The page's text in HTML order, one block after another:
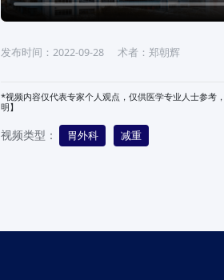
发布时间：2022-09-28 术者：郑朝辉
*视频内容仅代表专家个人观点，仅供医学专业人士参考
明】
视频类型： 胃外科 减重